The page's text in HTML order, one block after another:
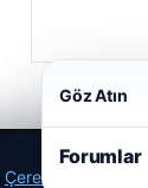
Çerez Politikamız
Göz Atın
Forumlar